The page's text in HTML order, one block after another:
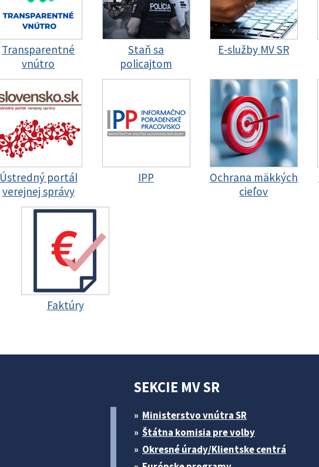
Transparentné
vnútro
Staň sa
policajtom
E-služby MV SR
Ústredný portál
verejnej správy
IPP
Ochrana mäkkých
cieľov
Faktúry
SEKCIE MV SR
Ministerstvo vnútra SR
Štátna komisia pre volby
Okresné úrady/Klientske centrá